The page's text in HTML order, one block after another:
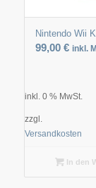
Nintendo Wii
99,00 € inkl.
inkl. 0 % MwSt.
zzgl.
Versandkosten
In den